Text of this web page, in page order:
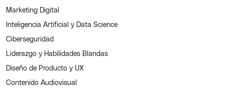
Marketing Digital
Inteligencia Artificial y Data Science
Ciberseguridad
Liderazgo y Habilidades Blandas
Diseño de Producto y UX
Contenido Audiovisual